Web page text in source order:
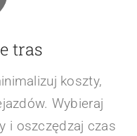
tras
koszty,
Wybieraj
i oszczędzaj czas